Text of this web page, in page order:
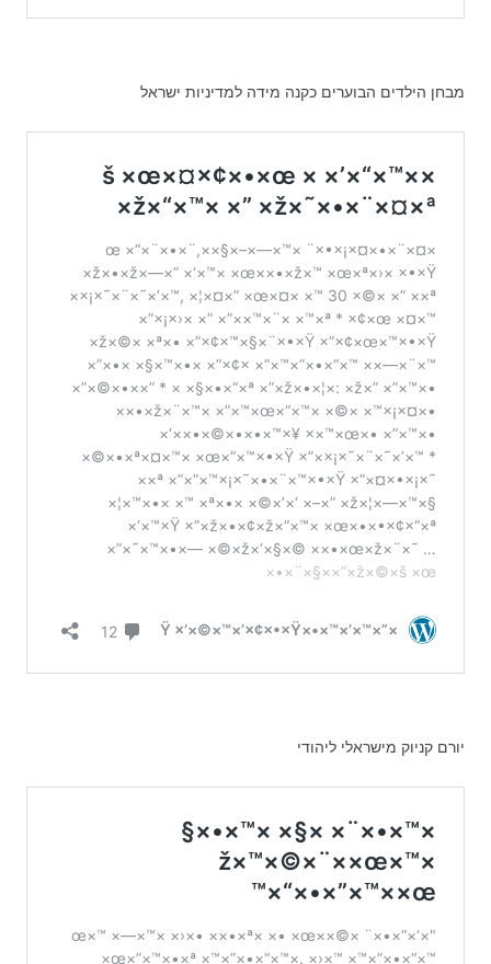
מבחן הילדים הבוערים כקנה מידה למדיניות ישראל
יורם קניוק מישראלי ליהודי